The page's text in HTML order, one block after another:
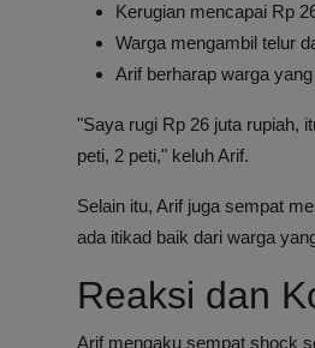
Kerugian mencapai Rp
Warga mengambil telur
Arif berharap warga
"Saya rugi Rp 26 juta rupiah,
peti, 2 peti," keluh Arif.
Selain itu, Arif juga sempat
ada itikad baik dari warga
Reaksi dan
Arif mengaku sempat shock